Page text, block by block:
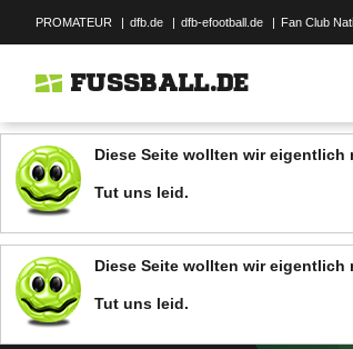
PROMATEUR | dfb.de | dfb-efootball.de | Fan Club
FUSSBALL.DE
Diese Seite wollten wir eigentlich
Tut uns leid.
Diese Seite wollten wir eigentlich
Tut uns leid.